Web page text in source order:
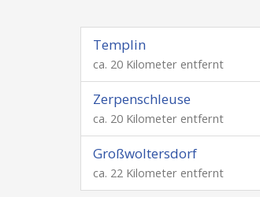
Templin
ca. 20 Kilometer entfernt
Zerpenschleuse
ca. 20 Kilometer entfernt
Großwoltersdorf
ca. 22 Kilometer entfernt